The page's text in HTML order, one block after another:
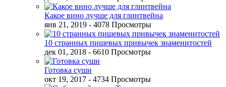
Какое вино лучше для глинтвейна
янв 21, 2019 - 4078 Просмотры
10 странных пищевых привычек знаменитостей
дек 01, 2018 - 6610 Просмотры
Готовка суши
окт 19, 2017 - 4734 Просмотры